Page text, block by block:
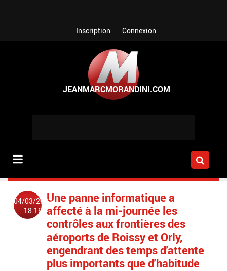
Inscription Connexion
04/03/2023
18:16
Une panne informatique a
affecté à la mi-journée les
contrôles aux frontières des
aéroports de Roissy et Orly,
engendrant des temps d'attente
plus importants que d'habitude